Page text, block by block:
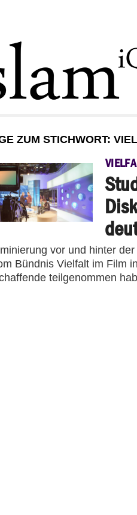
ZUM STICHWORT:
vor und hinter
Bündnis Vielfalt im Film
teilgenommen